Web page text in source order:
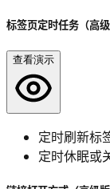
标签页定时任务（高级
查看演示
定时刷新标
定时休眠或